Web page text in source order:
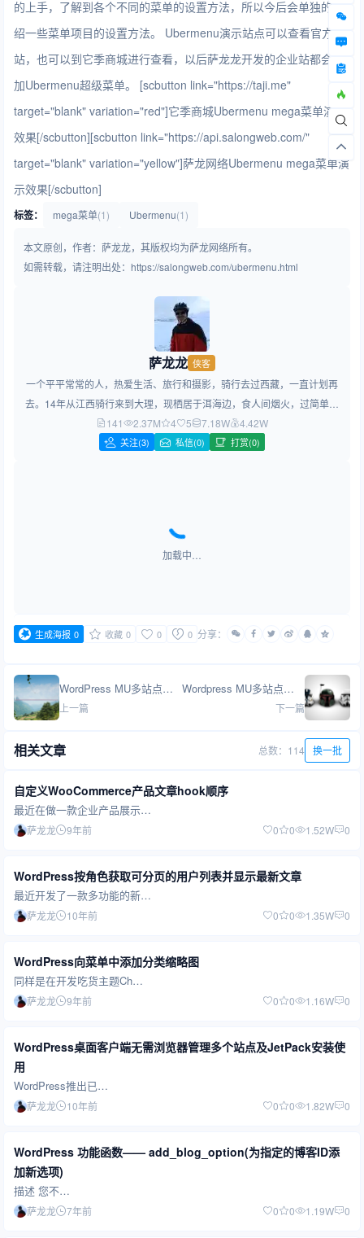
的上手，了解到各个不同的菜单的设置方法，所以今后会单独的介
绍一些菜单项目的设置方法。 Ubermenu演示站点可以查看官方网
站，也可以到它季商城进行查看，以后萨龙龙开发的企业站都会添
加Ubermenu超级菜单。 [scbutton link="https://taji.me"
target="blank" variation="red"]它季商城Ubermenu mega菜单演示
效果[/scbutton][scbutton link="https://api.salongweb.com/"
target="blank" variation="yellow"]萨龙网络Ubermenu mega菜单演
示效果[/scbutton]
标签： mega菜单(1) Ubermenu(1)
本文原创，作者：萨龙龙，其版权均为萨龙网络所有。
如需转载，请注明出处：https://salongweb.com/ubermenu.html
萨龙龙 侠客
一个平平常常的人，热爱生活、旅行和摄影，骑行去过西藏，一直计划再
去。14年从江西骑行来到大理，现栖居于洱海边，食人间烟火，过简单生
活，做简约设计！
141 2.37M 4 5 7.18W 4.42W
关注(3) 私信(0) 打赏(0)
加载中…
生成海报 0 收藏 0 0 0 分享：
WordPress MU多站点网络共享媒体插件Network Shared Media的使用包括特色图像
上一篇
Wordpress MU多站点网络克隆新站点插件Multisite Cloner
下一篇
相关文章 总数：114 换一批
自定义WooCommerce产品文章hook顺序
最近在做一款企业产品展示…
萨龙龙 9年前 0 0 1.52W 0
WordPress按角色获取可分页的用户列表并显示最新文章
最近开发了一款多功能的新…
萨龙龙 10年前 0 0 1.35W 0
WordPress向菜单中添加分类缩略图
同样是在开发吃货主题Ch…
萨龙龙 9年前 0 0 1.16W 0
WordPress桌面客户端无需浏览器管理多个站点及JetPack安装使
用
WordPress推出已…
萨龙龙 10年前 0 0 1.82W 0
WordPress 功能函数—— add_blog_option(为指定的博客ID添
加新选项)
描述 您不…
萨龙龙 7年前 0 0 1.19W 0